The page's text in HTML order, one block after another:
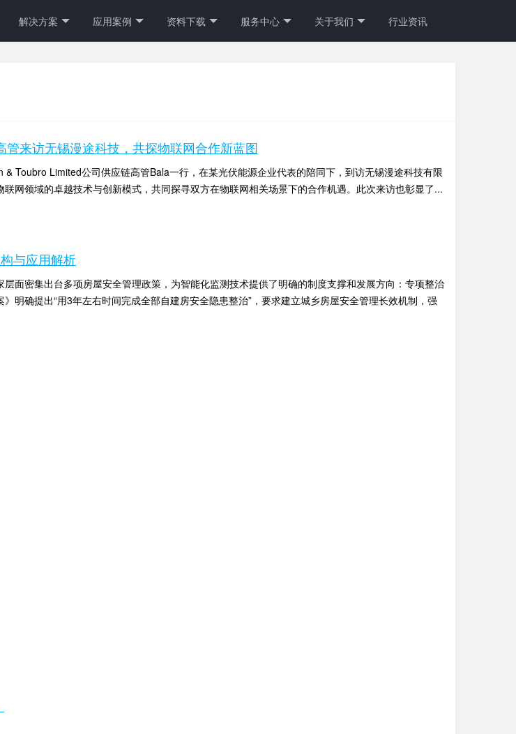
解决方案 应用案例 资料下载 服务中心 关于我们 行业资讯
来访无锡漫途科技，共探物联网合作新蓝图
Toubro Limited公司供应链高管Bala一行，在某光伏能源企业代表的陪同下，到访无锡漫途科技有限
网领域的卓越技术与创新模式，共同探寻双方在物联网相关场景下的合作机遇。此次来访也彰显了...
与应用解析
面密集出台多项房屋安全管理政策，为智能化监测技术提供了明确的制度支撑和发展方向：专项整治
明确提出“用3年左右时间完成全部自建房安全隐患整治”，要求建立城乡房屋安全管理长效机制，强